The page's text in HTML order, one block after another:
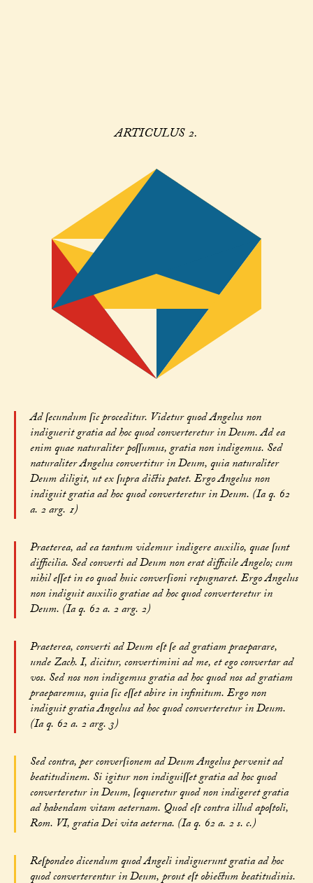
ARTICULUS 2.
Ad ſecundum ſic proceditur. Videtur quod Angelus non
indiguerit gratia ad hoc quod converteretur in Deum. Ad ea
enim quae naturaliter poſſumus, gratia non indigemus. Sed
naturaliter Angelus convertitur in Deum, quia naturaliter
Deum diligit, ut ex ſupra dictis patet. Ergo Angelus non
indiguit gratia ad hoc quod converteretur in Deum. (Ia q. 62
a. 2 arg. 1)
Praeterea, ad ea tantum videmur indigere auxilio, quae ſunt
difficilia. Sed converti ad Deum non erat difficile Angelo; cum
nihil eſſet in eo quod huic converſioni repugnaret. Ergo Angelus
non indiguit auxilio gratiae ad hoc quod converteretur in
Deum. (Ia q. 62 a. 2 arg. 2)
Praeterea, converti ad Deum eſt ſe ad gratiam praeparare,
unde Zach. I, dicitur, convertimini ad me, et ego convertar ad
vos. Sed nos non indigemus gratia ad hoc quod nos ad gratiam
praeparemus, quia ſic eſſet abire in infinitum. Ergo non
indiguit gratia Angelus ad hoc quod converteretur in Deum.
(Ia q. 62 a. 2 arg. 3)
Sed contra, per converſionem ad Deum Angelus pervenit ad
beatitudinem. Si igitur non indiguiſſet gratia ad hoc quod
converteretur in Deum, ſequeretur quod non indigeret gratia
ad habendam vitam aeternam. Quod eſt contra illud apoſtoli,
Rom. VI, gratia Dei vita aeterna. (Ia q. 62 a. 2 s. c.)
Reſpondeo dicendum quod Angeli indiguerunt gratia ad hoc
quod converterentur in Deum, prout eſt obiectum beatitudinis.